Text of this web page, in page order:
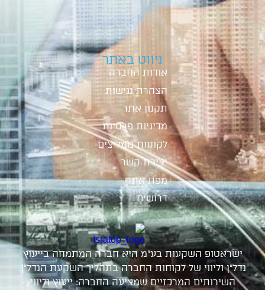
ניווט באתר
אודות החברה
הצהרת נגישות
תקנון אתר
מדיניות פרטיות
לקוחות ממליצים
יצירת קשר
מפת אתר
דרושים
ישראטופ השקעות בע"מ היא חברה המתמחה בייעוץ
נדל"ן וליווי של לקוחות החברה בתהליך השקעת הנדל"ן.
השירותים המרכזיים שמציעה החברה: ייעוץ וליווי